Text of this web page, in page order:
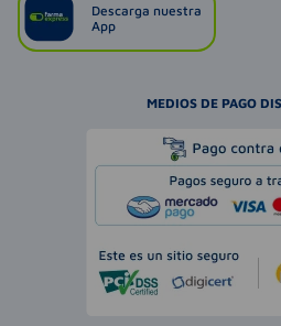
Descarga nuestra
App
MEDIOS DE PAGO